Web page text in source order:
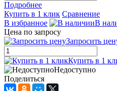
Подробнее
Купить в 1 клик Сравнение
В избранное
В
Цена по запросу
Запросить
Купить в 1
Недоступно
Поделиться